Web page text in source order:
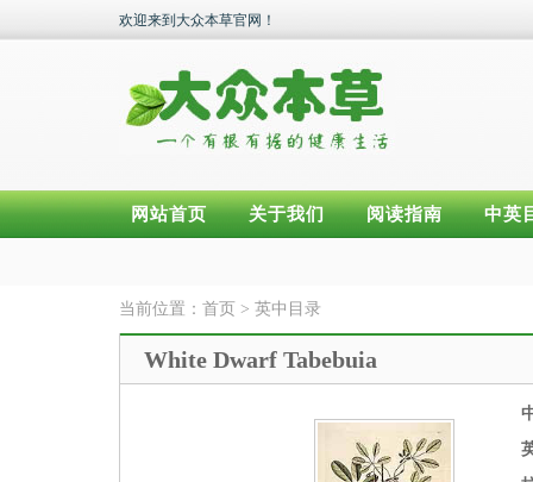
欢迎来到大众本草官网！
网站首页 关于我们 阅读指南 中英
当前位置： 首页 > 英中目录
White Dwarf Tabebuia